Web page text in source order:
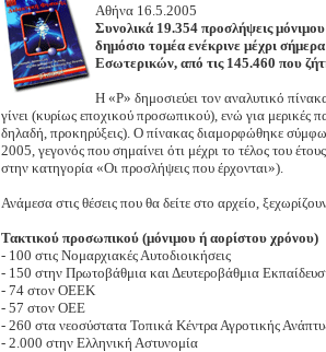
Αθήνα 16.5.2005
Συνολικά 19.354 προσλήψεις
δημόσιο τομέα ενέκρινε μέχρι
Εσωτερικών, από τις 145.460 που
Η «Ρ» δημοσιεύει τον αναλυτικό
γίνει (κυρίως εποχικού προσωπικού), ενώ για μερικές
δηλαδή, προκηρύξεις). Ο πίνακας διαμορφώθηκε
2005, γεγονός που σημαίνει ότι μέχρι το τέλος του
στην κατηγορία «Οι προσλήψεις που έρχονται»).
Ανάμεσα στις θέσεις που θα δείτε στο αρχείο,
Τακτικού προσωπικού (μόνιμου ή αορίστου χρόνου)
- 100 στις Νομαρχιακές Αυτοδιοικήσεις
- 150 στην Πρωτοβάθμια και Δευτεροβάθμια
- 74 στον ΟΕΕΚ
- 57 στον ΟΕΕ
- 260 στα νεοσύστατα Τοπικά Κέντρα Αγροτικής
- 2.000 στην Ελληνική Αστυνομία